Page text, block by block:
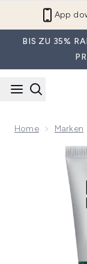
App
BIS ZU 35%
Home Marken
Now showing